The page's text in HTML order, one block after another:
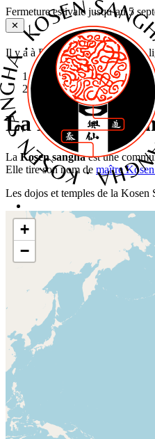
Fermeture estivale jusqu’au 5
Zazen Paris 18ᵉ
Ma première
Zazen : la
Marche
✕
Il y a à Paris plusieurs dojos zen
Accueil
Kosen sangha
La Kosen
La Kosen sanghaest une
Elle tire son nom de maître
Les dojos et temples de la Kosen
+
−